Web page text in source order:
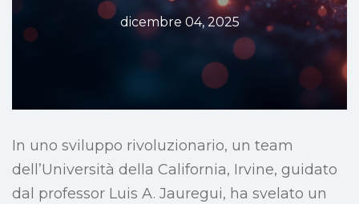
dicembre 04, 2025
In uno sviluppo rivoluzionario, un team
dell’Università della California, Irvine, guidato
dal professor Luis A. Jauregui, ha svelato un